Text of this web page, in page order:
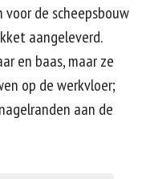
de scheepsbouw
aangeleverd.
en baas, maar ze
op de werkvloer;
aan de